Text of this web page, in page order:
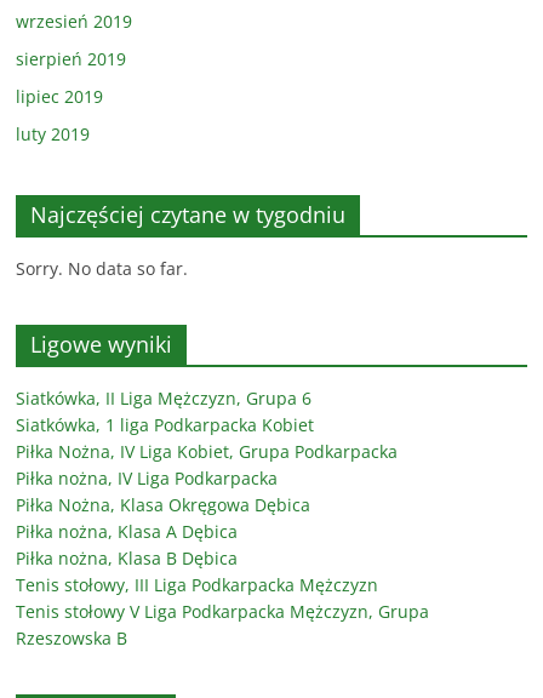
wrzesień 2019
sierpień 2019
lipiec 2019
luty 2019
Najczęściej czytane w tygodniu
Sorry. No data so far.
Ligowe wyniki
Siatkówka, II Liga Mężczyzn, Grupa 6
Siatkówka, 1 liga Podkarpacka Kobiet
Piłka Nożna, IV Liga Kobiet, Grupa Podkarpacka
Piłka nożna, IV Liga Podkarpacka
Piłka Nożna, Klasa Okręgowa Dębica
Piłka nożna, Klasa A Dębica
Piłka nożna, Klasa B Dębica
Tenis stołowy, III Liga Podkarpacka Mężczyzn
Tenis stołowy V Liga Podkarpacka Mężczyzn, Grupa
Rzeszowska B